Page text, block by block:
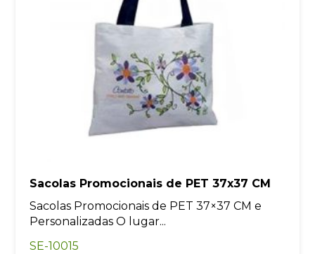
Sacolas Promocionais de PET 37x37 CM
Sacolas Promocionais de PET 37×37 CM e
Personalizadas O lugar...
SE-10015